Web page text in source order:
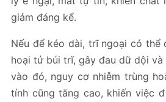
giảm đáng kể.
Nếu để kéo dài, trĩ ngoại có thể
hoại tử búi trĩ, gây đau dữ dội và
vào đó, nguy cơ nhiễm trùng
tính cũng tăng cao, khiến việc